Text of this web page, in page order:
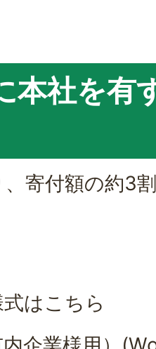
本社を有
寄付額の約3
はこちら